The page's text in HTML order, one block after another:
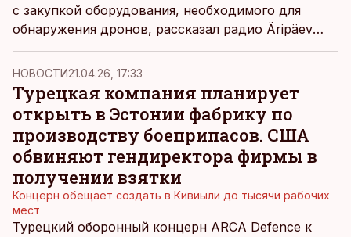
с закупкой оборудования, необходимого для
обнаружения дронов, рассказал радио Äripäev
коммерческий директор специализирующейся на
обнаружении дронов компании оборонной
промышленности Marduk Леэт Рауно Лембер.
НОВОСТИ21.04.26, 17:33
Турецкая компания планирует
открыть в Эстонии фабрику по
производству боеприпасов. США
обвиняют гендиректора фирмы в
получении взятки
Концерн обещает создать в Кивиыли до тысячи рабочих
мест
Турецкий оборонный концерн ARCA Defence к